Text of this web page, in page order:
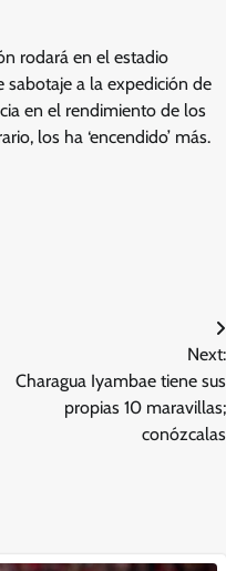
rodará en el estadio
sabotaje a la expedición de
en el rendimiento de los
los ha ‘encendido’ más.
Next:
Charagua Iyambae tiene sus
propias 10 maravillas;
conózcalas